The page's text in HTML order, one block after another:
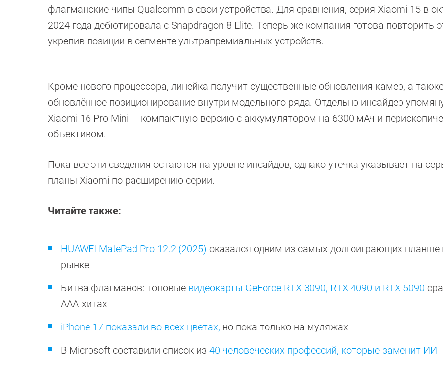
флагманские чипы Qualcomm в свои устройства. Для сравнения, серия Xiaomi 15 в
2024 года дебютировала с Snapdragon 8 Elite. Теперь же компания готова повторить
укрепив позиции в сегменте ультрапремиальных устройств.
Кроме нового процессора, линейка получит существенные обновления камер, а также
обновлённое позиционирование внутри модельного ряда. Отдельно инсайдер
Xiaomi 16 Pro Mini — компактную версию с аккумулятором на 6300 мАч и
объективом.
Пока все эти сведения остаются на уровне инсайдов, однако утечка указывает на
планы Xiaomi по расширению серии.
Читайте также:
HUAWEI MatePad Pro 12.2 (2025) оказался одним из самых долгоиграющих
рынке
Битва флагманов: топовые видеокарты GeForce RTX 3090, RTX 4090 и RTX 5090
ААА-хитах
iPhone 17 показали во всех цветах, но пока только на муляжах
В Microsoft составили список из 40 человеческих профессий, которые заменит ИИ